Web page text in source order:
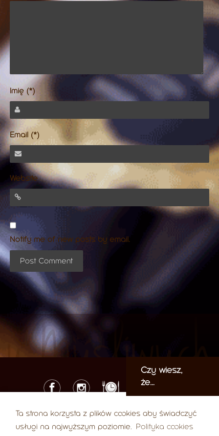
Ta strona korzysta z plików cookies aby świadczyć
usługi na najwyższym poziomie. Polityka cookies
Imię (*)
Email (*)
Website
Notify me of new posts by email.
Czy wiesz,
że...
© 2026 U Myśliwych
ul. Karola Libelta 37, 61-707 Poznań